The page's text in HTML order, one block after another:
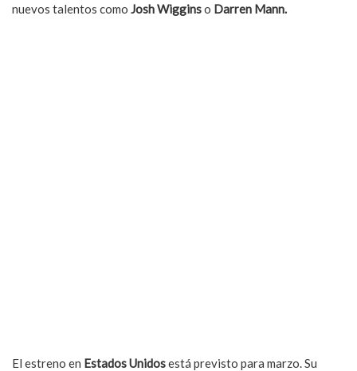
nuevos talentos como Josh Wigginso Darren Mann.
El estreno en Estados Unidosestá previsto para marzo. Su